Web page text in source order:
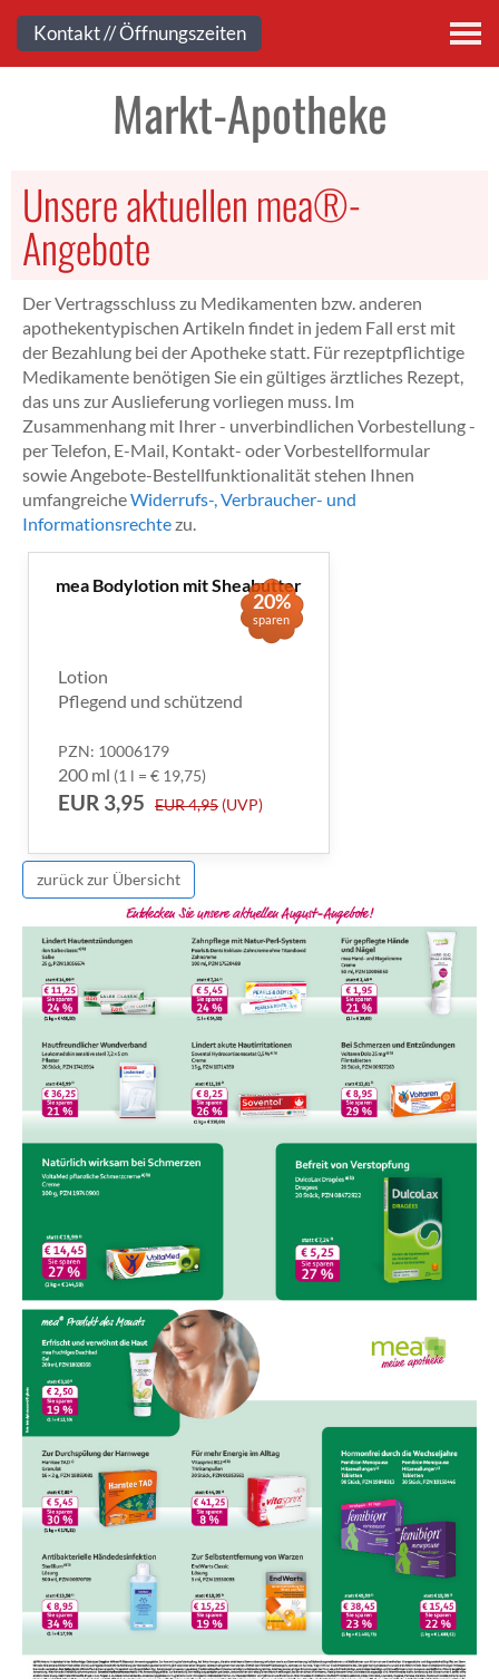
Kontakt
Markt-Apotheke
Unsere aktuellen mea®-
Angebote
Der Vertragsschluss zu Medikamenten bzw. anderen
apothekentypischen Artikeln findet in jedem Fall erst mit
der Bezahlung bei der Apotheke statt. Für rezeptpflichtige
Medikamente benötigen Sie ein gültiges ärztliches Rezept,
das uns zur Auslieferung vorliegen muss. Im
Zusammenhang mit Ihrer - unverbindlichen Vorbestellung -
per Telefon, E-Mail, Kontakt- oder Vorbestellformular
sowie Angebote-Bestellfunktionalität stehen Ihnen
umfangreicheWiderrufs-, Verbraucher- und
Informationsrechtezu.
mea Bodylotion mit Sheabutter
20%
sparen
Lotion
Pflegend und schützend
PZN: 10006179
200 ml (1 l = € 19,75)
EUR 3,95 EUR 4,95 (UVP)
zurück zur Übersicht
Kontakt // Öffnungszeiten